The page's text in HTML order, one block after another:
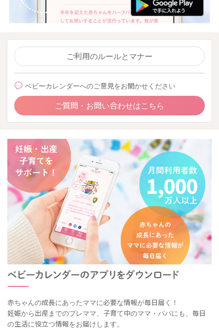
ご利用のルールとマナー
ベビーカレンダーへのご意見をお聞かせください
ご質問・お問い合わせはこちら
赤ちゃんの成長にあったママに必要な情報が毎日届く！
妊娠から出産までのプレママ、子育て中のママ・パパにも、毎日
の生活に役立つ情報をお届けします。